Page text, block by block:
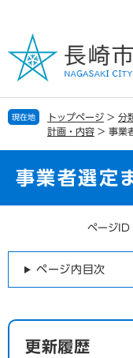
の
で
す
ー
ば
し
現在地 トップページ > 分
計画・内容 > 事業
事業者選定
ページ
ページ内目次
更新履歴